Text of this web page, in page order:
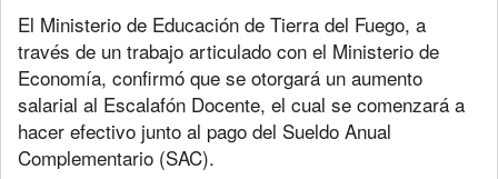
El Ministerio de Educación de Tierra del Fuego, a
través de un trabajo articulado con el Ministerio de
Economía, confirmó que se otorgará un aumento
salarial al Escalafón Docente, el cual se comenzará a
hacer efectivo junto al pago del Sueldo Anual
Complementario (SAC).